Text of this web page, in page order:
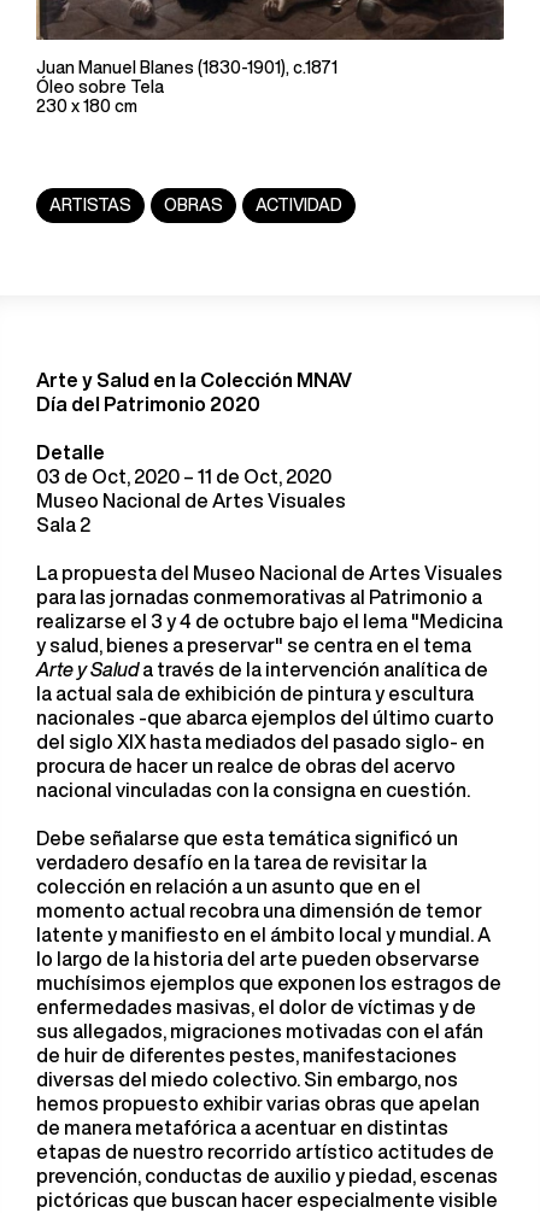
Juan Manuel Blanes (1830-1901), c.1871
Óleo sobre Tela
230 x 180 cm
ARTISTAS OBRAS ACTIVIDAD
Arte y Salud en la Colección MNAV
Día del Patrimonio 2020
Detalle
03 de Oct, 2020 – 11 de Oct, 2020
Museo Nacional de Artes Visuales
Sala 2
La propuesta del Museo Nacional de Artes Visuales
para las jornadas conmemorativas al Patrimonio a
realizarse el 3 y 4 de octubre bajo el lema "Medicina
y salud, bienes a preservar" se centra en el tema
Arte y Saluda través de la intervención analítica de
la actual sala de exhibición de pintura y escultura
nacionales -que abarca ejemplos del último cuarto
del siglo XIX hasta mediados del pasado siglo- en
procura de hacer un realce de obras del acervo
nacional vinculadas con la consigna en cuestión.
Debe señalarse que esta temática significó un
verdadero desafío en la tarea de revisitar la
colección en relación a un asunto que en el
momento actual recobra una dimensión de temor
latente y manifiesto en el ámbito local y mundial. A
lo largo de la historia del arte pueden observarse
muchísimos ejemplos que exponen los estragos de
enfermedades masivas, el dolor de víctimas y de
sus allegados, migraciones motivadas con el afán
de huir de diferentes pestes, manifestaciones
diversas del miedo colectivo. Sin embargo, nos
hemos propuesto exhibir varias obras que apelan
de manera metafórica a acentuar en distintas
etapas de nuestro recorrido artístico actitudes de
prevención, conductas de auxilio y piedad, escenas
pictóricas que buscan hacer especialmente visible